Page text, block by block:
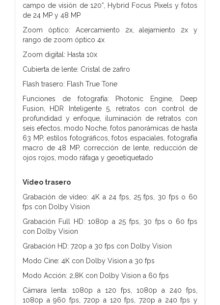
campo de visión de 120°, Hybrid Focus Pixels y fotos
de 24 MP y 48 MP
Zoom óptico: Acercamiento 2x, alejamiento 2x y
rango de zoom óptico 4x
Zoom digital: Hasta 10x
Cubierta de lente: Cristal de zafiro
Flash trasero: Flash True Tone
Funciones de fotografía: Photonic Engine, Deep
Fusion, HDR Inteligente 5, retratos con control de
profundidad y enfoque, iluminación de retratos con
seis efectos, modo Noche, fotos panorámicas de hasta
63 MP, estilos fotográficos, fotos espaciales, fotografía
macro de 48 MP, corrección de lente, reducción de
ojos rojos, modo ráfaga y geoetiquetado
Vídeo trasero
Grabación de vídeo: 4K a 24 fps, 25 fps, 30 fps o 60
fps con Dolby Vision
Grabación Full HD: 1080p a 25 fps, 30 fps o 60 fps
con Dolby Vision
Grabación HD: 720p a 30 fps con Dolby Vision
Modo Cine: 4K con Dolby Vision a 30 fps
Modo Acción: 2,8K con Dolby Vision a 60 fps
Cámara lenta: 1080p a 120 fps, 1080p a 240 fps,
1080p a 960 fps, 720p a 120 fps, 720p a 240 fps y